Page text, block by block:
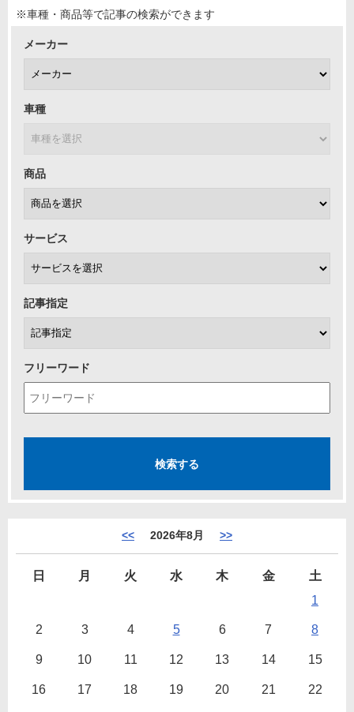
※車種・商品等で記事の検索ができます
メーカー
車種
商品
サービス
記事指定
フリーワード
<< 2026年8月 >>
日 月 火 水 木 金
土
1
2 3 4 5 6 7 8
9 10 11 12 13 14 15
16 17 18 19 20 21 22